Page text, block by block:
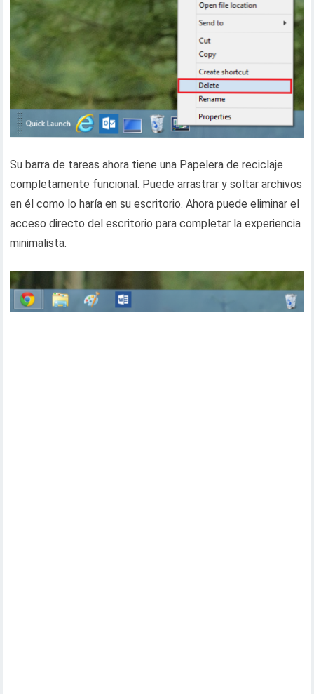
Su barra de tareas ahora tiene una Papelera de reciclaje
completamente funcional. Puede arrastrar y soltar archivos
en él como lo haría en su escritorio. Ahora puede eliminar el
acceso directo del escritorio para completar la experiencia
minimalista.